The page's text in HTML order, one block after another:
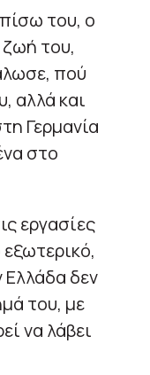
του, ο
ζωή του,
πού
αλλά και
Γερμανία
στο
εργασίες
δεν
του, με
να λάβει